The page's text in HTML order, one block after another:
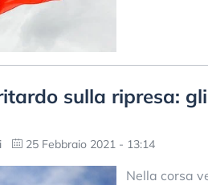
sulla ripresa:
25 Febbraio 2021 - 13:14
Nella corsa